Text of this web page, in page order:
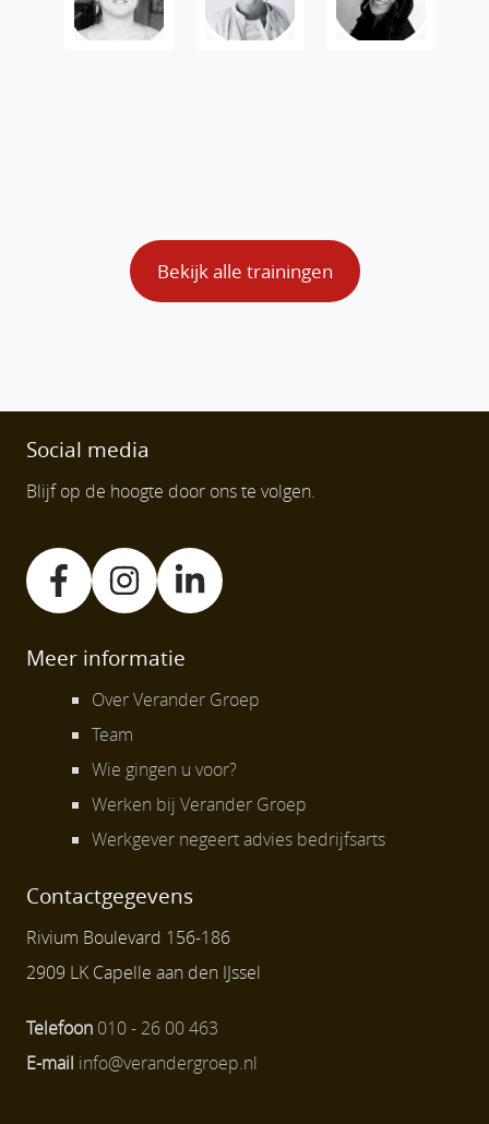
Bekijk alle trainingen
Social media
Blijf op de hoogte door ons te volgen.
Meer informatie
Over Verander Groep
Team
Wie gingen u voor?
Werken bij Verander Groep
Werkgever negeert advies bedrijfsarts
Contactgegevens
Rivium Boulevard 156-186
2909 LK Capelle aan den IJssel
Telefoon 010 - 26 00 463
E-mail info@verandergroep.nl